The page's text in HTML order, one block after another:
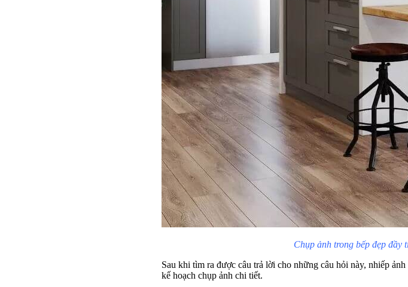
Chụp ảnh trong bếp đẹp đầy
Sau khi tìm ra được câu trả lời cho những câu hỏi này, nhiếp
kế hoạch chụp ảnh chi tiết.